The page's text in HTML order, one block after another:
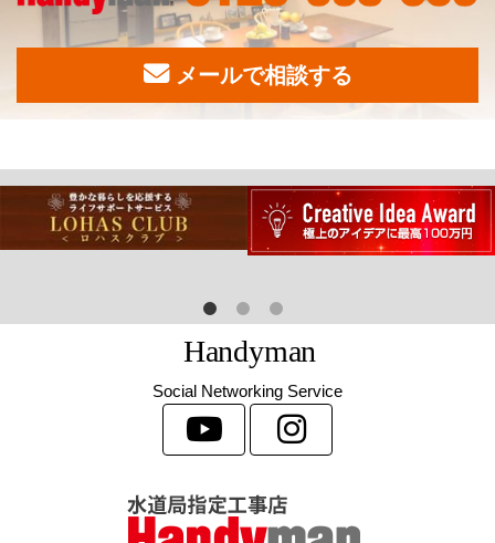
メールで相談する
Handyman
Social Networking Service